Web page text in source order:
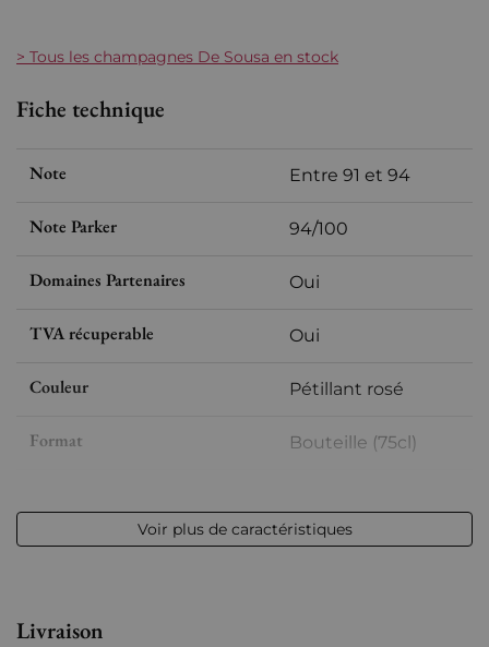
> Tous les champagnes De Sousa en stock
Fiche technique
Note Entre 91 et 94
Note Parker 94/100
Domaines Partenaires Oui
TVA récuperable Oui
Couleur Pétillant rosé
Format Bouteille (75cl)
Volume 12,50 % vol - 75 cl
Voir plus de caractéristiques
Livraison